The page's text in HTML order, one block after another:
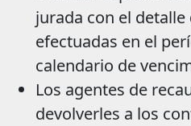
jurada con el
efectuadas en el
calendario de
Los agentes de
devolverles a los